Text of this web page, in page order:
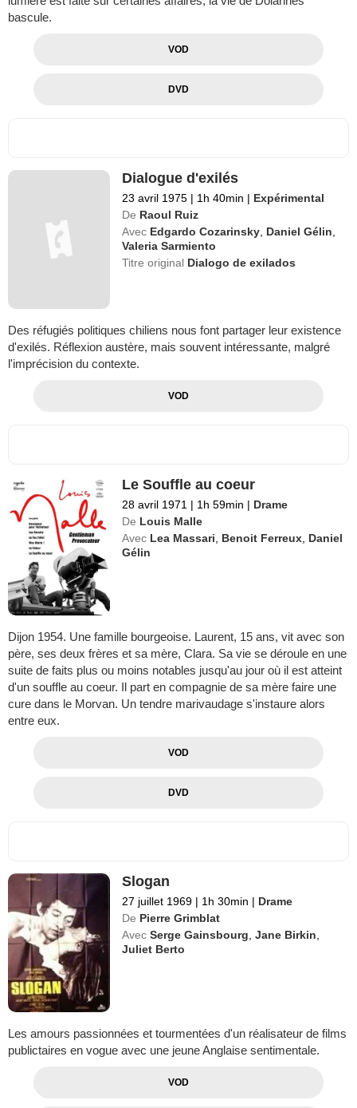
bascule.
VOD
DVD
Dialogue d'exilés
23 avril 1975 | 1h 40min | Expérimental
De Raoul Ruiz
Avec Edgardo Cozarinsky Daniel Gélin
Valeria Sarmiento
Titre original Dialogo de exilados
Des réfugiés politiques chiliens nous font partager leur existence
d'exilés. Réflexion austère, mais souvent intéressante, malgré
l'imprécision du contexte.
VOD
Le Souffle au coeur
28 avril 1971 | 1h 59min | Drame
De Louis Malle
Avec Lea Massari, Benoit Ferreux, Daniel
Gélin
Dijon 1954. Une famille bourgeoise. Laurent, 15 ans, vit avec son
père, ses deux frères et sa mère, Clara. Sa vie se déroule en une
suite de faits plus ou moins notables jusqu'au jour où il est atteint
d'un souffle au coeur. Il part en compagnie de sa mère faire une
cure dans le Morvan. Un tendre marivaudage s'instaure alors
entre eux.
VOD
DVD
Slogan
27 juillet 1969 | 1h 30min | Drame
De Pierre Grimblat
Avec Serge Gainsbourg ,Jane Birkin
Juliet Berto
Les amours passionnées et tourmentées d'un réalisateur de films
publictaires en vogue avec une jeune Anglaise sentimentale.
VOD